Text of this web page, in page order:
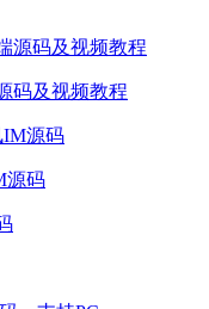
码及视频教程
源码